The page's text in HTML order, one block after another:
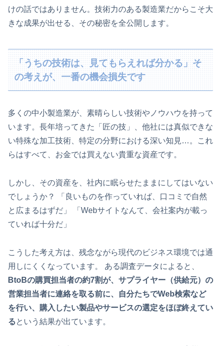
けの話ではありません。技術力のある製造業だからこそ大
きな成果が出せる、その秘密を全公開します。
「うちの技術は、見てもらえれば分かる」そ
の考えが、一番の機会損失です
多くの中小製造業が、素晴らしい技術やノウハウを持って
います。長年培ってきた「匠の技」、他社には真似できな
い特殊な加工技術、特定の分野における深い知見…。これ
らはすべて、お金では買えない貴重な資産です。
しかし、その資産を、社内に眠らせたままにしてはいない
でしょうか？ 「良いものを作っていれば、口コミで自然
と広まるはずだ」 「Webサイトなんて、会社案内が載っ
ていれば十分だ」
こうした考え方は、残念ながら現代のビジネス環境では通
用しにくくなっています。 ある調査データによると、
BtoBの購買担当者の約7割が、サプライヤー（供給元）の
営業担当者に連絡を取る前に、自分たちでWeb検索など
を行い、購入したい製品やサービスの選定をほぼ終えてい
るという結果が出ています。